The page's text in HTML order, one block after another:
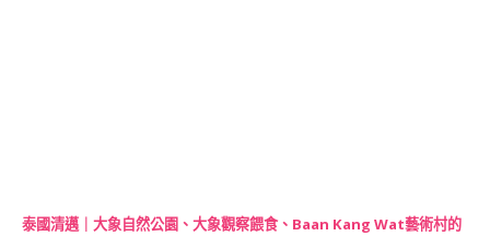
泰國清邁｜大象自然公園、大象觀察餵食、Baan Kang Wat藝術村的